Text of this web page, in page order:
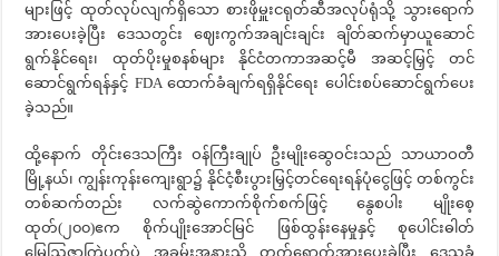
များဖြင့် ထုတ်လုပ်လျက်ရှိသော စားဖိုမှူးငရုတ်ဆီအလုပ်ရုံသို့ သွားရောက်
အားပေးခဲ့ပြီး ဒေသတွင်း ဈေးကွက်အချင်းချင်း ချိတ်ဆက်မှာယူဆောင်
ရွက်နိုင်ရေး၊ ထုတ်ပိုးမှုစနစ်များ နိုင်ငံတကာအဆင့်မီ အဆင့်မြှင့် တင်
ဆောင်ရွက်ရန်နှင့် FDA ထောက်ခံချက်ရရှိနိုင်ရေး ပေါင်းစပ်ဆောင်ရွက်ပေး
ခဲ့သည်။
ထို့နောက် တိုင်းဒေသကြီး ဝန်ကြီးချုပ် ဦးမျိုးဆွေဝင်းသည် သာယာဝတီ
မြို့နယ်၊ ကျွန်းကုန်းကျေးရွာ၌ နိုင်ငံ့စီးပွားမြှင့်တင်ရေးရန်ပုံငွေဖြင့် တစ်ကွင်း
တစ်ဆက်တည်း လက်ဆွဲကောက်စိုက်စက်ဖြင့် နွေစပါး မျိုးစေ့
ထုတ်(၂၀၀)ဧက စိုက်ပျိုးအောင်မြင် ဖြစ်ထွန်းနေမှုနှင့် စုပေါင်းဓါတ်
မြေဩဇာကြဲပက်ပွဲ အခမ်းအနားသို့ တက်ရောက်အားပေးခဲ့ပြီး ဒေသခံ